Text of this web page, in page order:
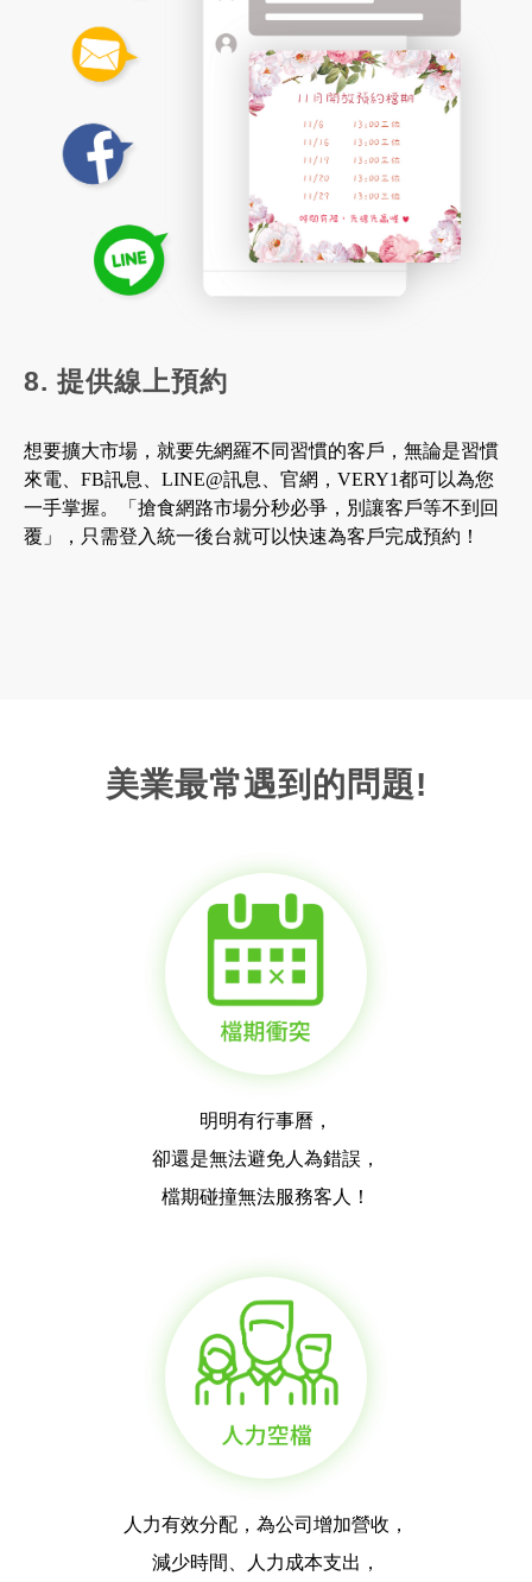
8. 提供線上預約
想要擴大市場，就要先網羅不同習慣的客戶，無論是習慣
來電、FB訊息、LINE@訊息、官網，VERY1都可以為您
一手掌握。「搶食網路市場分秒必爭，別讓客戶等不到回
覆」，只需登入統一後台就可以快速為客戶完成預約！
美業最常遇到的問題!
明明有行事曆，
卻還是無法避免人為錯誤，
檔期碰撞無法服務客人！
人力有效分配，為公司增加營收，
減少時間、人力成本支出，